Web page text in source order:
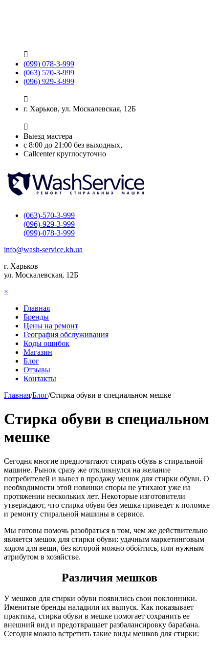

(099) 078-3-999
(063) 570-3-999
(096) 929-3-999

г. Харьков, ул. Москалевская, 12Б

Выезд мастера
с 8:00 до 21:00 без выходных,
Callcenter круглосуточно
(063)-570-3-999
(096)-929-3-999
(099)-078-3-999
info@wash-service.kh.ua
г. Харьков
ул. Москалевская, 12Б
×
Главная
Бренды
Цены на ремонт
География обслуживания
Коды ошибок
Магазин
Блог
Отзывы
Контакты
Главная/Блог/Стирка обуви в специальном мешке
Стирка обуви в специальном
мешке
Сегодня многие предпочитают стирать обувь в стиральной
машине. Рынок сразу же откликнулся на желание
потребителей и вывел в продажу мешок для стирки обуви. О
необходимости этой новинки споры не утихают уже на
протяжении нескольких лет. Некоторые изготовители
утверждают, что стирка обуви без мешка приведет к поломке
и ремонту стиральной машины в сервисе.
Мы готовы помочь разобраться в том, чем же действительно
является мешок для стирки обуви: удачным маркетинговым
ходом для вещи, без которой можно обойтись, или нужным
атрибутом в хозяйстве.
Различия мешков
У мешков для стирки обуви появились свои поклонники.
Именитые бренды наладили их выпуск. Как показывает
практика, стирка обуви в мешке помогает сохранить ее
внешний вид и предотвращает разбалансировку барабана.
Сегодня можно встретить такие виды мешков для стирки: